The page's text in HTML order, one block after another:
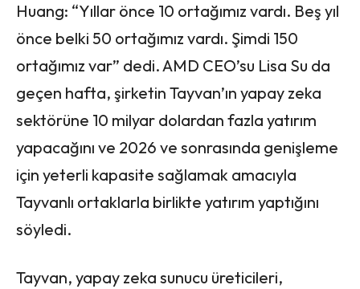
Huang: “Yıllar önce 10 ortağımız vardı. Beş yıl
önce belki 50 ortağımız vardı. Şimdi 150
ortağımız var” dedi. AMD CEO’su Lisa Su da
geçen hafta, şirketin Tayvan’ın yapay zeka
sektörüne 10 milyar dolardan fazla yatırım
yapacağını ve 2026 ve sonrasında genişleme
için yeterli kapasite sağlamak amacıyla
Tayvanlı ortaklarla birlikte yatırım yaptığını
söyledi.
Tayvan, yapay zeka sunucu üreticileri,